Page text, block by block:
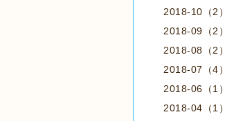
2018-10（2）
2018-09（2）
2018-08（2）
2018-07（4）
2018-06（1）
2018-04（1）